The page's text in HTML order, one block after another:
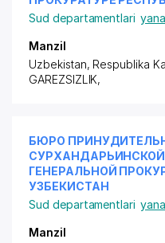
Sud departamentlari yana
Manzil
Uzbekistan, Respublika
GAREZSIZLIK,
БЮРО
ГЕНЕРАЛЬНОЙ
УЗБЕКИСТАН
Sud departamentlari yana
Manzil